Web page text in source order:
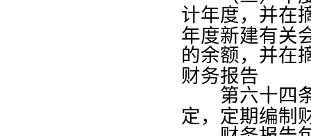
计年度，并在
年度新建有关
的余额，并在
财务报告
第六十四
定，定期编制